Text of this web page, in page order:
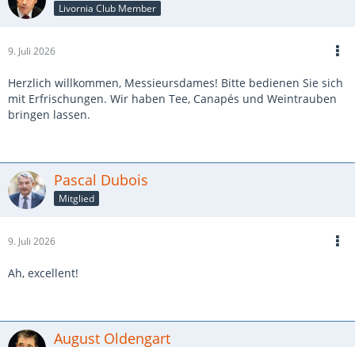
Livornia Club Member
9. Juli 2026
Herzlich willkommen, Messieursdames! Bitte bedienen Sie sich
mit Erfrischungen. Wir haben Tee, Canapés und Weintrauben
bringen lassen.
Pascal Dubois
Mitglied
9. Juli 2026
Ah, excellent!
August Oldengart